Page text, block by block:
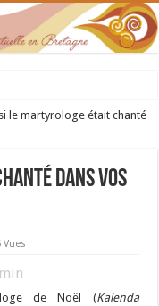
chrétienne
le martyrologe était chanté
dans vos
Vues
min
de Noël (Kalenda